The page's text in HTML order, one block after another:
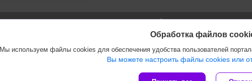
Сайт создан на платформе
Политика обработки файлов cookies
Обработка файлов
Мы используем файлы cookies для обеспечения удобства пользователей
Вы можете настроить файлы cookies или
ООО "Инжеком" |
Пожаловаться на
Select Language ▼